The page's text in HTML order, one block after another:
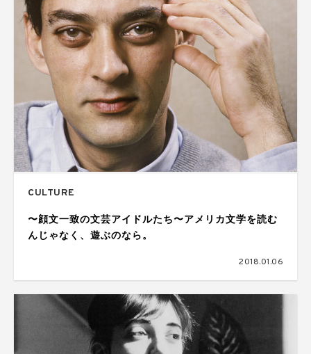
CULTURE
〜顔文一致の文芸アイドルたち〜アメリカ文学を読む
んじゃなく、遊ぶのなら。
2018.01.06